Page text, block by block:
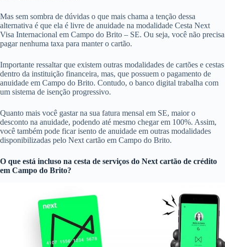
Mas sem sombra de dúvidas o que mais chama a tenção dessa
alternativa é que ela é livre de anuidade na modalidade Cesta Next
Visa Internacional em Campo do Brito – SE. Ou seja, você não precisa
pagar nenhuma taxa para manter o cartão.
Importante ressaltar que existem outras modalidades de cartões e cestas
dentro da instituição financeira, mas, que possuem o pagamento de
anuidade em Campo do Brito. Contudo, o banco digital trabalha com
um sistema de isenção progressivo.
Quanto mais você gastar na sua fatura mensal em SE, maior o
desconto na anuidade, podendo até mesmo chegar em 100%. Assim,
você também pode ficar isento de anuidade em outras modalidades
disponibilizadas pelo Next cartão em Campo do Brito.
O que está incluso na cesta de serviços do Next cartão de crédito
em Campo do Brito?